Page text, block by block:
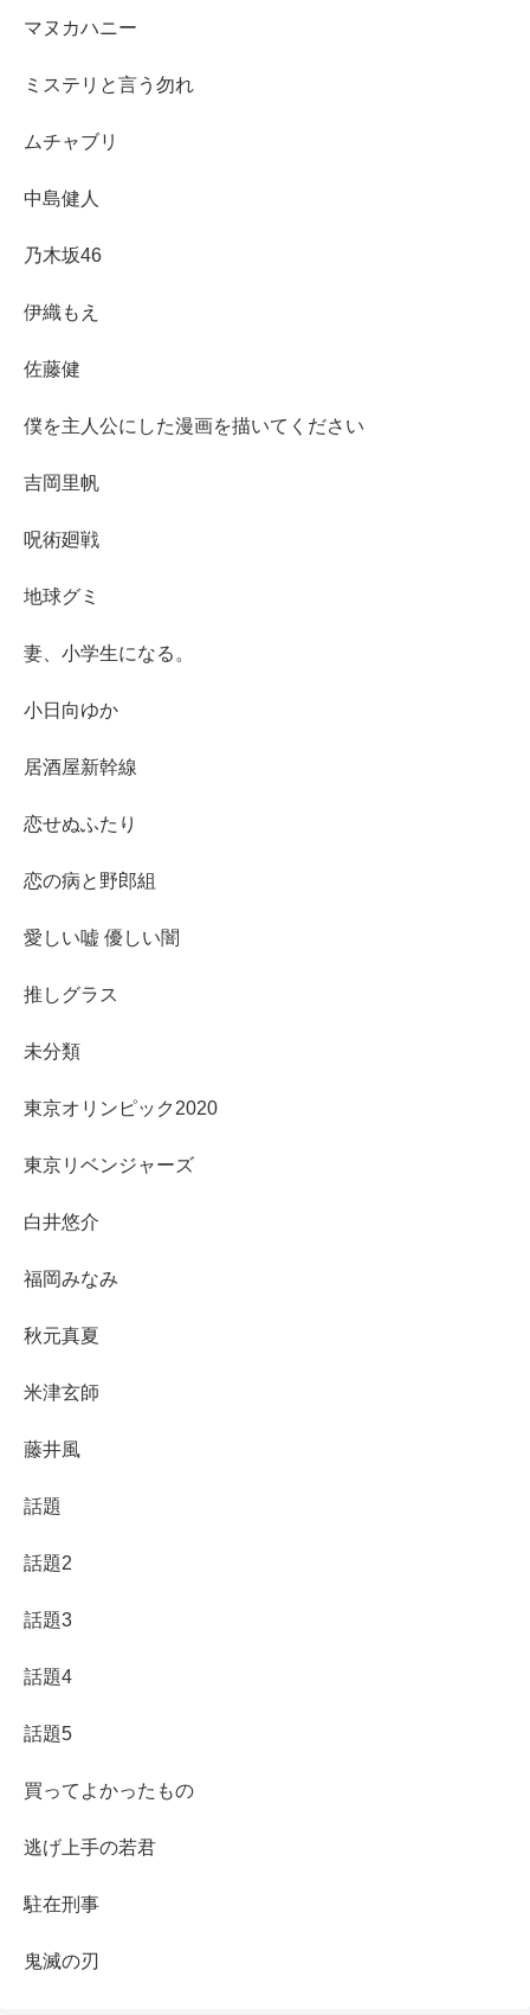
マヌカハニー
ミステリと言う勿れ
ムチャブリ
中島健人
乃木坂46
伊織もえ
佐藤健
僕を主人公にした漫画を描いてください
吉岡里帆
呪術廻戦
地球グミ
妻、小学生になる。
小日向ゆか
居酒屋新幹線
恋せぬふたり
恋の病と野郎組
愛しい嘘 優しい闇
推しグラス
未分類
東京オリンピック2020
東京リベンジャーズ
白井悠介
福岡みなみ
秋元真夏
米津玄師
藤井風
話題
話題2
話題3
話題4
話題5
買ってよかったもの
逃げ上手の若君
駐在刑事
鬼滅の刃